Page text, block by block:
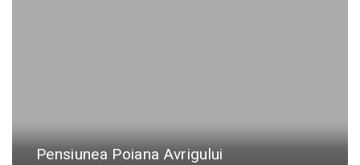
Pensiunea Poiana Avrigului